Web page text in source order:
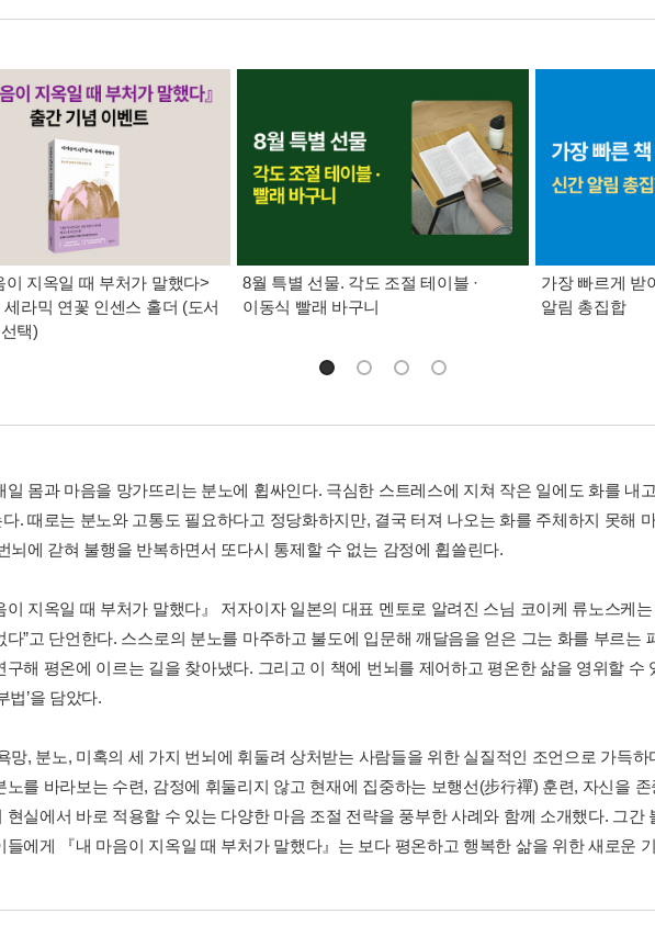
이 지옥일 때 부처가 말했다>
세라믹 연꽃 인센스 홀더 (도서
택)
8월 특별 선물. 각도 조절 테이블 ·
이동식 빨래 바구니
가장 빠르게 받
알림 총집합
일 몸과 마음을 망가뜨리는 분노에 휩싸인다. 극심한 스트레스에 지쳐 작은 일에도 화를 내
. 때로는 분노와 고통도 필요하다고 정당화하지만, 결국 터져 나오는 화를 주체하지 못해
뇌에 갇혀 불행을 반복하면서 또다시 통제할 수 없는 감정에 휩쓸린다.
이 지옥일 때 부처가 말했다』 저자이자 일본의 대표 멘토로 알려진 스님 코이케 류노스케는
다”고 단언한다. 스스로의 분노를 마주하고 불도에 입문해 깨달음을 얻은 그는 화를 부르는
구해 평온에 이르는 길을 찾아냈다. 그리고 이 책에 번뇌를 제어하고 평온한 삶을 영위할 수
법’을 담았다.
망, 분노, 미혹의 세 가지 번뇌에 휘둘려 상처받는 사람들을 위한 실질적인 조언으로 가득하
노를 바라보는 수련, 감정에 휘둘리지 않고 현재에 집중하는 보행선(步行禪) 훈련, 자신을
현실에서 바로 적용할 수 있는 다양한 마음 조절 전략을 풍부한 사례와 함께 소개했다. 그간
들에게 『내 마음이 지옥일 때 부처가 말했다』는 보다 평온하고 행복한 삶을 위한 새로운